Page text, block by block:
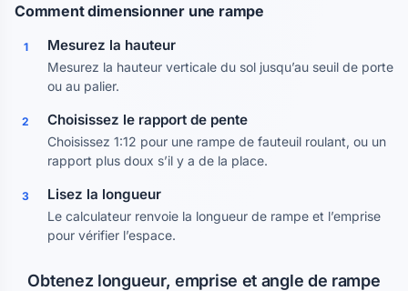
Comment dimensionner une rampe
1 Mesurez la hauteur
Mesurez la hauteur verticale du sol jusqu’au seuil de porte
ou au palier.
2 Choisissez le rapport de pente
Choisissez 1:12 pour une rampe de fauteuil roulant, ou un
rapport plus doux s’il y a de la place.
3 Lisez la longueur
Le calculateur renvoie la longueur de rampe et l’emprise
pour vérifier l’espace.
Obtenez longueur, emprise et angle de rampe